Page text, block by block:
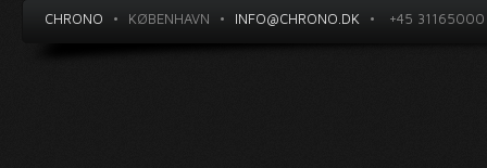
CHRONO • KØBENHAVN • INFO@CHRONO.DK • +45 31165000